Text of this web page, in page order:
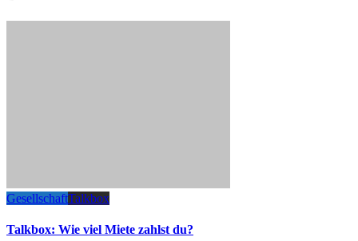
GesellschaftTalkbox
Talkbox: Wie viel Miete zahlst du?